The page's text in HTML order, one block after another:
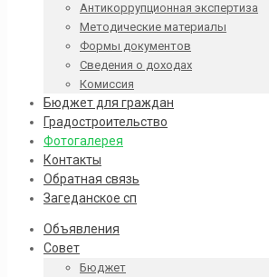
Антикоррупционная экспертиза
Методические материалы
Формы документов
Сведения о доходах
Комиссия
Бюджет для граждан
Градостроительство
Фотогалерея
Контакты
Обратная связь
Загеданское сп
Объявления
Совет
Бюджет